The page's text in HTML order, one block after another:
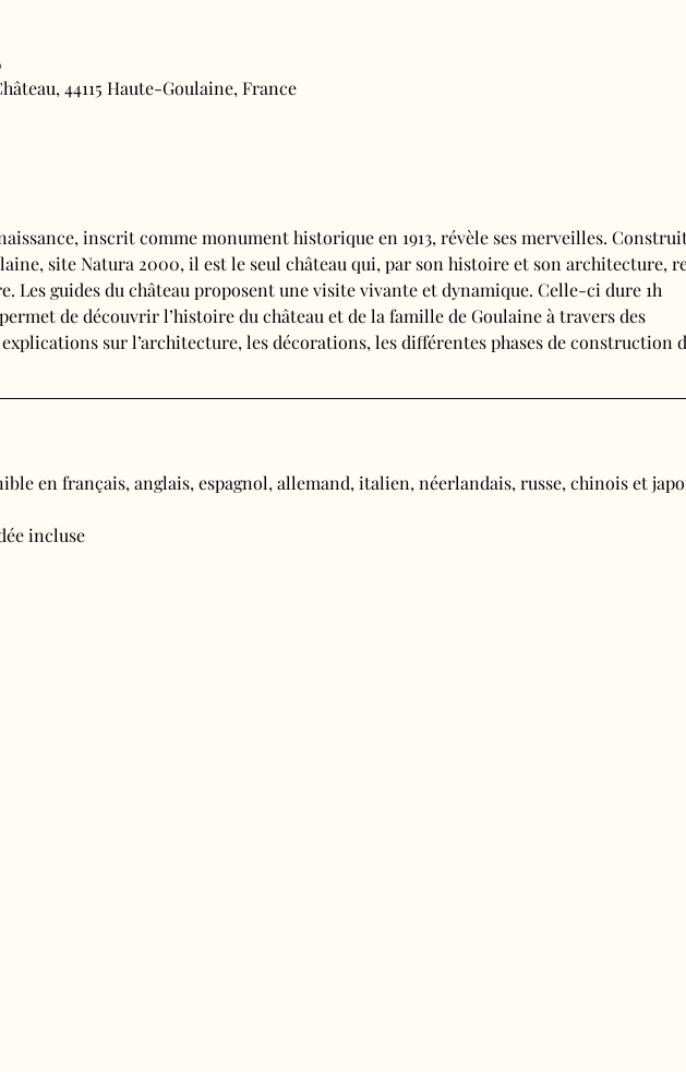
44115 Haute-Goulaine, France
inscrit comme monument historique en 1913, révèle ses merveilles.
site Natura 2000, il est le seul château qui, par son histoire et son architecture,
Les guides du château proposent une visite vivante et dynamique. Celle-ci dure 1h
de découvrir l’histoire du château et de la famille de Goulaine à travers des
sur l’architecture, les décorations, les différentes phases de construction
en français, anglais, espagnol, allemand, italien, néerlandais, russe, chinois et
incluse